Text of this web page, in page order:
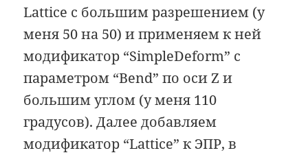
Lattice с большим разрешением (у
меня 50 на 50) и применяем к ней
модификатор “SimpleDeform” с
параметром “Bend” по оси Z и
большим углом (у меня 110
градусов). Далее добавляем
модификатор “Lattice” к ЭПР, в